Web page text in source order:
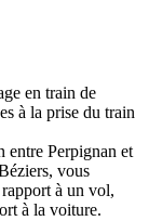
en train de
à la prise du train
entre Perpignan et
vous
à un vol,
à la voiture.